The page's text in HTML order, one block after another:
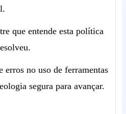
que entende esta política
erros no uso de ferramentas
segura para avançar.